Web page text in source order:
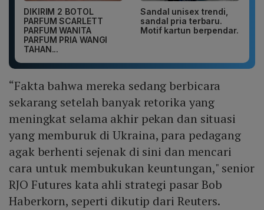
DIKIRIM 2 BOTOL
PARFUM SCARLETT
PARFUM WANITA
PARFUM PRIA WANGI
TAHAN...
Sandal unisex trendi,
sandal pria terbaru.
Motif kartun berpendar.
“Fakta bahwa mereka sedang berbicara
sekarang setelah banyak retorika yang
meningkat selama akhir pekan dan situasi
yang memburuk di Ukraina, para pedagang
agak berhenti sejenak di sini dan mencari
cara untuk membukukan keuntungan," senior
RJO Futures kata ahli strategi pasar Bob
Haberkorn, seperti dikutip dari Reuters.